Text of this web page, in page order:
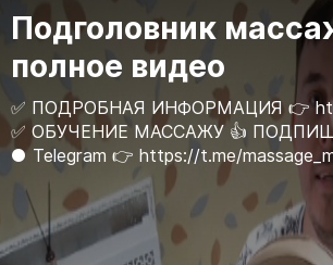
Подголовник
полное видео
✅ ПОДРОБНАЯ ИНФОРМАЦИЯ 👉
✅ ОБУЧЕНИЕ МАССАЖУ 👍
● Telegram 👉 https://t.me/